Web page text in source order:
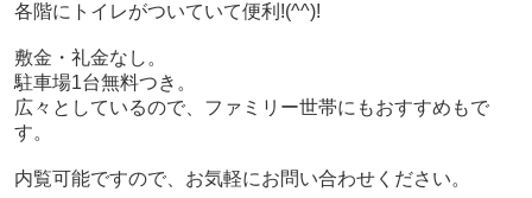
各階にトイレがついていて便利!(^^)!
敷金・礼金なし。
駐車場1台無料つき。
広々としているので、ファミリー世帯にもおすすめもで
す。
内覧可能ですので、お気軽にお問い合わせください。